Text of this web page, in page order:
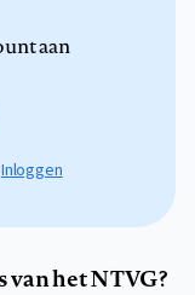
aan
Inloggen
het NTVG?